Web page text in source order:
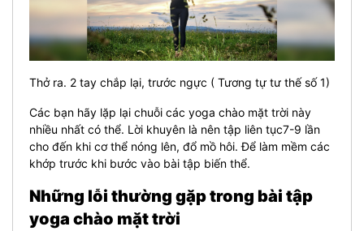
Thở ra. 2 tay chắp lại, trước ngực ( Tương tự tư thế số 1)
Các bạn hãy lặp lại chuỗi các yoga chào mặt trời này
nhiều nhất có thể. Lời khuyên là nên tập liên tục7-9 lần
cho đến khi cơ thể nóng lên, đổ mồ hôi. Để làm mềm các
khớp trước khi bước vào bài tập biến thể.
Những lỗi thường gặp trong bài tập
yoga chào mặt trời